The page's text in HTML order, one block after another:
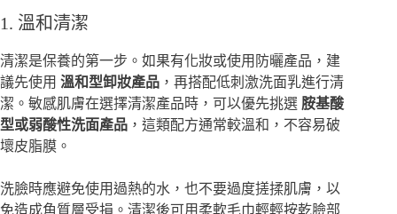
1. 溫和清潔
清潔是保養的第一步。如果有化妝或使用防曬產品，建
議先使用 溫和型卸妝產品 ，再搭配低刺激洗面乳進行清
潔。敏感肌膚在選擇清潔產品時，可以優先挑選 胺基酸
型或弱酸性洗面產品 ，這類配方通常較溫和，不容易破
壞皮脂膜。
洗臉時應避免使用過熱的水，也不要過度搓揉肌膚，以
免造成角質層受損。清潔後可用柔軟毛巾輕輕按乾臉部